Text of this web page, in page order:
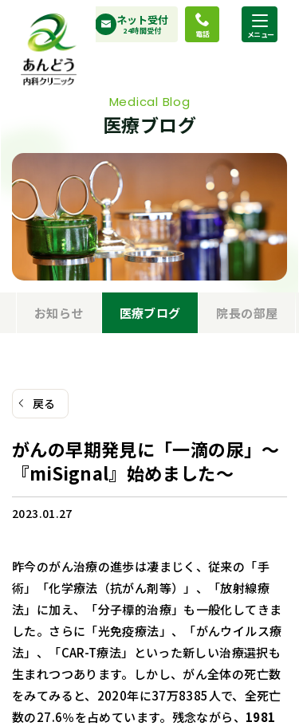
ネット受付
24時間受付 電話
Medical Blog
医療ブログ
お知らせ 医療ブログ 院長の部屋
戻る
がんの早期発見に「一滴の尿」～
『miSignal』始めました～
2023.01.27
昨今のがん治療の進歩は凄まじく、従来の「手
術」「化学療法（抗がん剤等）」、「放射線療
法」に加え、「分子標的治療」も一般化してきま
した。さらに「光免疫療法」、「がんウイルス療
法」、「CAR-T療法」といった新しい治療選択も
生まれつつあります。しかし、がん全体の死亡数
をみてみると、2020年に37万8385人で、全死亡
数の27.6％を占めています。残念ながら、 1981